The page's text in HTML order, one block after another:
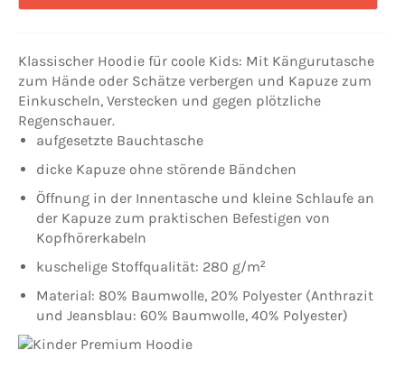
Klassischer Hoodie für coole Kids: Mit Kängurutasche
zum Hände oder Schätze verbergen und Kapuze zum
Einkuscheln, Verstecken und gegen plötzliche
Regenschauer.
aufgesetzte Bauchtasche
dicke Kapuze ohne störende Bändchen
Öffnung in der Innentasche und kleine Schlaufe an
der Kapuze zum praktischen Befestigen von
Kopfhörerkabeln
kuschelige Stoffqualität: 280 g/m²
Material: 80% Baumwolle, 20% Polyester (Anthrazit
und Jeansblau: 60% Baumwolle, 40% Polyester)